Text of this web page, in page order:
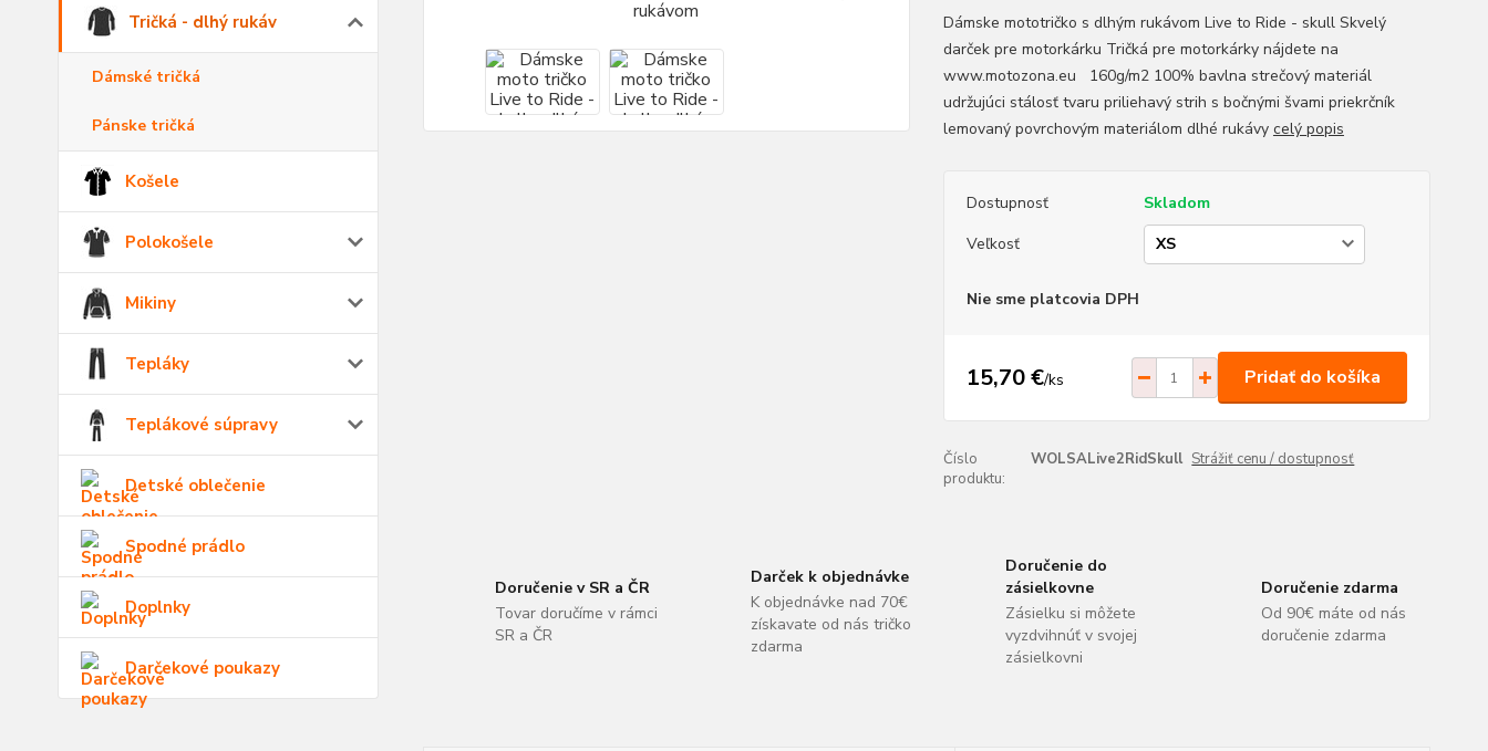
Tričká - dlhý rukáv
Dámské tričká
Pánske tričká
Košele
Polokošele
Mikiny
Tepláky
Teplákové súpravy
Detské oblečenie
Spodné prádlo
Doplnky
Darčekové poukazy
Dámske mototričko s dlhým rukávom Live to Ride - skull Skvelý
darček pre motorkárku Tričká pre motorkárky nájdete na
www.motozona.eu 160g/m2 100% bavlna strečový materiál
udržujúci stálosť tvaru priliehavý strih s bočnými švami priekrčník
lemovaný povrchovým materiálom dlhé rukávy celý popis
Dostupnosť
Skladom
Veľkosť
Nie sme platcovia DPH
15,70 €/ks Pridať do košíka
Číslo
produktu:
WOLSALive2RidSkull Strážiť cenu / dostupnosť
Doručenie v SR a ČR
Tovar doručíme v rámci
SR a ČR
Darček k objednávke
K objednávke nad 70€
získavate od nás tričko
zdarma
Doručenie do
zásielkovne
Zásielku si môžete
vyzdvihnúť v svojej
zásielkovni
Doručenie zdarma
Od 90€ máte od nás
doručenie zdarma